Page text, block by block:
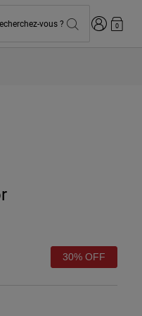
vous ? Connexion
0
30% OFF